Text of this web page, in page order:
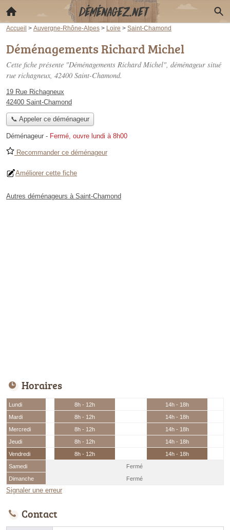
Accueil > Auvergne-Rhône-Alpes > Loire > Saint-Chamond
Déménagements Richard Michel
Cette fiche présente "Déménagements Richard Michel", déménageur situé
rue richagneux, 42400 Saint-Chamond.
19 Rue Richagneux
42400 Saint-Chamond
📞 Appeler ce déménageur
Déménageur - Fermé, ouvre lundi à 8h00
Recommander ce déménageur
Améliorer cette fiche
Autres déménageurs à Saint-Chamond
Horaires
Lundi 8h - 12h
14h - 18h
Mardi
8h - 12h
14h - 18h
Mercredi
8h - 12h
14h - 18h
Jeudi
8h - 12h
14h - 18h
Vendredi
8h - 12h
14h - 18h
Samedi
Fermé
Dimanche
Fermé
Signaler une erreur
Contact